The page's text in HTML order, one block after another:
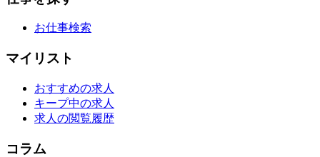
お仕事検索
マイリスト
おすすめの求人
キープ中の求人
求人の閲覧履歴
コラム